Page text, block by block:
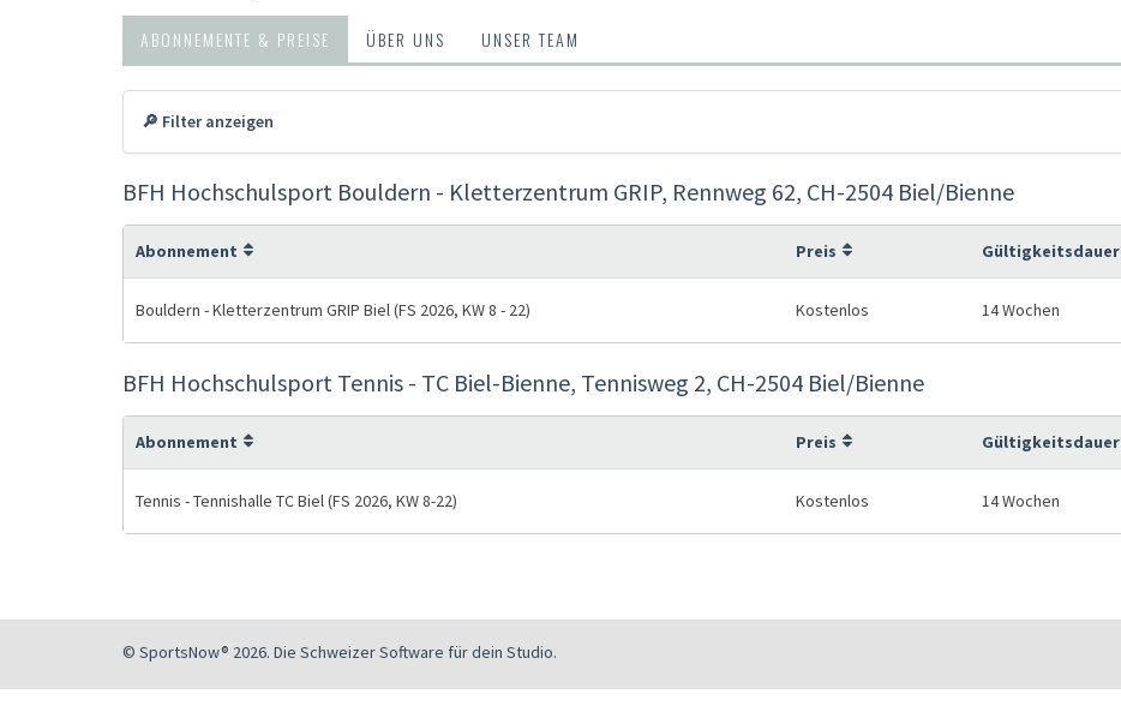
ABONNEMENTE & PREISE ÜBER UNS UNSER TEAM
🔎 Filter anzeigen
BFH Hochschulsport Bouldern - Kletterzentrum GRIP, Rennweg 62, CH-2504 Biel/Bienne
Abonnement Preis Gültigkeitsdauer
Bouldern - Kletterzentrum GRIP Biel (FS 2026, KW 8 - 22) Kostenlos 14 Wochen
BFH Hochschulsport Tennis - TC Biel-Bienne, Tennisweg 2, CH-2504 Biel/Bienne
Abonnement Preis Gültigkeitsdauer
Tennis - Tennishalle TC Biel (FS 2026, KW 8-22) Kostenlos 14 Wochen
© SportsNow® 2026. Die Schweizer Software für dein Studio.